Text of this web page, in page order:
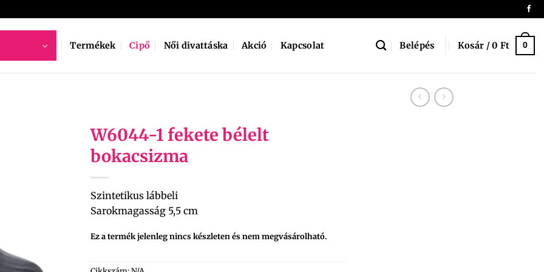
Termékek Cipő Női divattáska Akció Kapcsolat Belépés Kosár /0 Ft 0
W6044-1 fekete bélelt
bokacsizma
Szintetikus lábbeli
Sarokmagasság 5,5 cm
Ez a termék jelenleg nincs készleten és nem megvásárolható.